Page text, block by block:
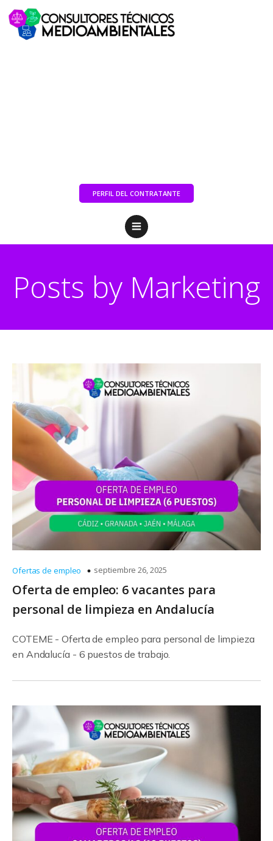
PERFIL DEL CONTRATANTE
Posts by Marketing
Ofertas de empleo septiembre 26, 2025
Oferta de empleo: 6 vacantes para
personal de limpieza en Andalucía
COTEME - Oferta de empleo para personal de limpieza
en Andalucía - 6 puestos de trabajo.